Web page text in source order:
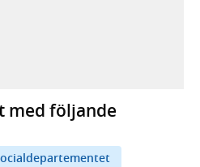
ny flik, extern webbplats,
webbplats,
flik, extern webbplats,
postklient,
med följande